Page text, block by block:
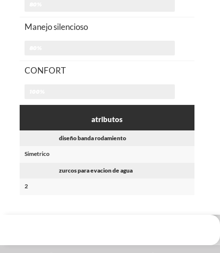
Manejo silencioso
CONFORT
atributos
diseño banda rodamiento
Simetrico
zurcos para evacion de agua
2